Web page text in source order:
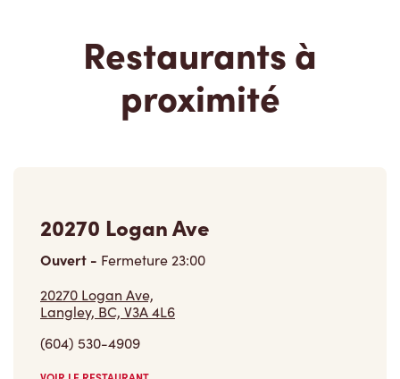
Restaurants à
proximité
20270 Logan Ave
Ouvert - Fermeture23:00
20270 Logan Ave,
Langley, BC, V3A 4L6
(604) 530-4909